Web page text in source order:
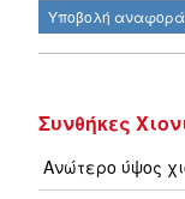
Υποβολή
Συνθήκες
Ανώτερο ύψος